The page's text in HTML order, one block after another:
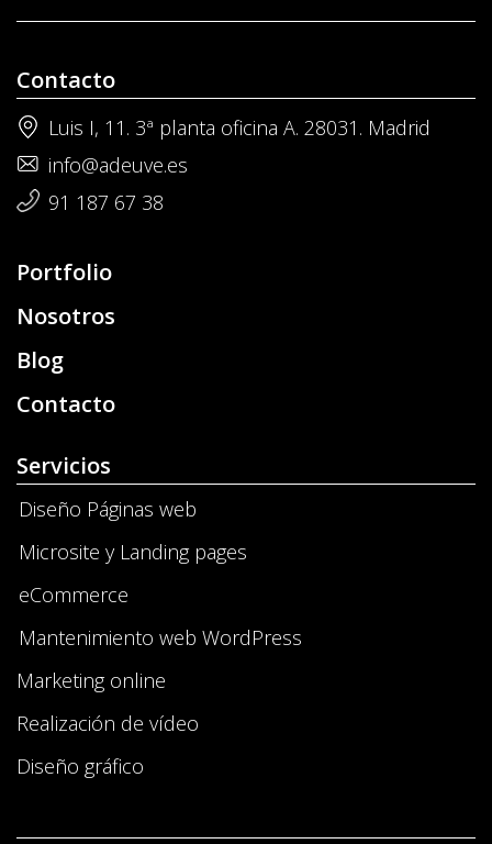
Contacto
Luis I, 11. 3ª planta oficina A. 28031. Madrid
info@adeuve.es
91 187 67 38
Portfolio
Nosotros
Blog
Contacto
Servicios
Diseño Páginas web
Microsite y Landing pages
eCommerce
Mantenimiento web WordPress
Marketing online
Realización de vídeo
Diseño gráfico